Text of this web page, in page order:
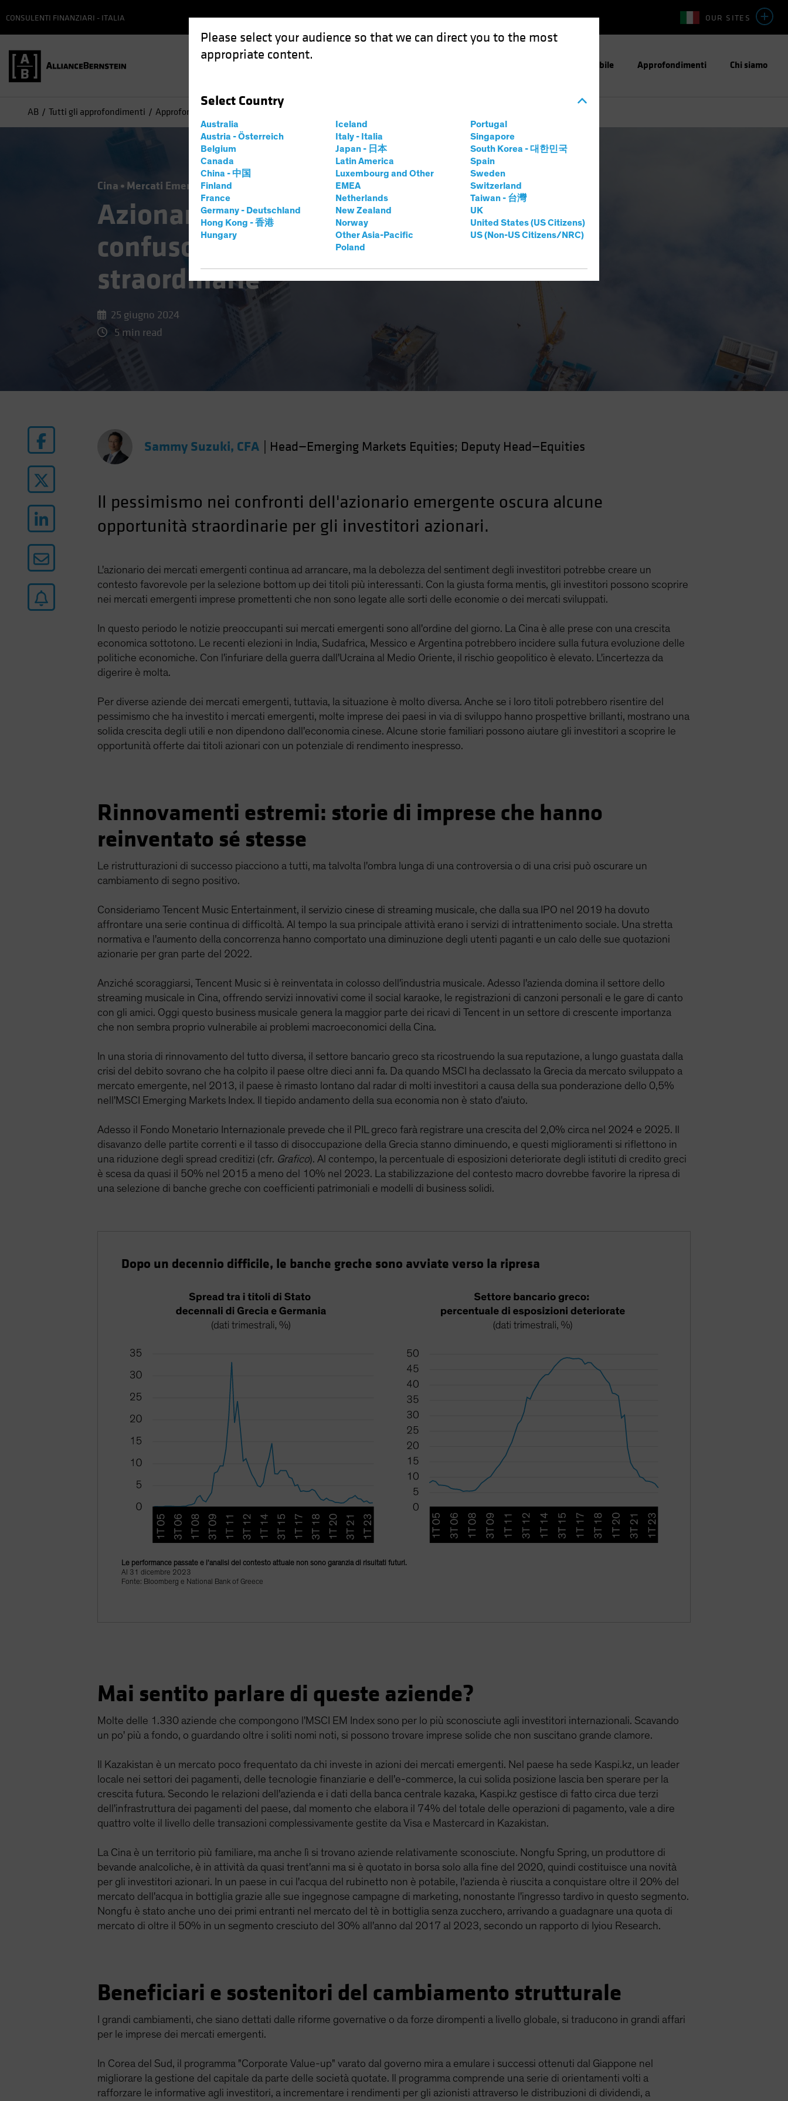
Please select your audience so that we can direct you to the most
appropriate content.
Select Country
Australia
Austria - Österreich
Belgium
Canada
China - 中国
Finland
France
Germany - Deutschland
Hong Kong - 香港
Hungary
Iceland
Italy - Italia
Japan - 日本
Latin America
Luxembourg and Other
EMEA
Netherlands
New Zealand
Norway
Other Asia-Pacific
Poland
Portugal
Singapore
South Korea - 대한민국
Spain
Sweden
Switzerland
Taiwan - 台灣
UK
United States (US Citizens)
US (Non-US Citizens/NRC)
OUR SITES
CONSULENTI FINANZIARI - ITALIA
Investimento Responsabile Approfondimenti Chi siamo
AB Tutti gli approfondimenti Approfondimenti
Cina Mercati Emergenti Politiche e regolamentazione
Azionario emergente: il quadro
confuso cela aziende
straordinarie
25 giugno 2024
5 min read
Sammy Suzuki, CFA Head—Emerging Markets Equities; Deputy Head—Equities
Il pessimismo nei confronti dell'azionario emergente oscura alcune
opportunità straordinarie per gli investitori azionari.
L'azionario dei mercati emergenti continua ad arrancare, ma la debolezza del sentiment degli investitori potrebbe creare un
contesto favorevole per la selezione bottom up dei titoli più interessanti. Con la giusta forma mentis, gli investitori possono scoprire
nei mercati emergenti imprese promettenti che non sono legate alle sorti delle economie o dei mercati sviluppati.
In questo periodo le notizie preoccupanti sui mercati emergenti sono all'ordine del giorno. La Cina è alle prese con una crescita
economica sottotono. Le recenti elezioni in India, Sudafrica, Messico e Argentina potrebbero incidere sulla futura evoluzione delle
politiche economiche. Con l'infuriare della guerra dall'Ucraina al Medio Oriente, il rischio geopolitico è elevato. L'incertezza da
digerire è molta.
Per diverse aziende dei mercati emergenti, tuttavia, la situazione è molto diversa. Anche se i loro titoli potrebbero risentire del
pessimismo che ha investito i mercati emergenti, molte imprese dei paesi in via di sviluppo hanno prospettive brillanti, mostrano una
solida crescita degli utili e non dipendono dall'economia cinese. Alcune storie familiari possono aiutare gli investitori a scoprire le
opportunità offerte dai titoli azionari con un potenziale di rendimento inespresso.
Rinnovamenti estremi: storie di imprese che hanno
reinventato sé stesse
Le ristrutturazioni di successo piacciono a tutti, ma talvolta l'ombra lunga di una controversia o di una crisi può oscurare un
cambiamento di segno positivo.
Consideriamo Tencent Music Entertainment, il servizio cinese di streaming musicale, che dalla sua IPO nel 2019 ha dovuto
affrontare una serie continua di difficoltà. Al tempo la sua principale attività erano i servizi di intrattenimento sociale. Una stretta
normativa e l'aumento della concorrenza hanno comportato una diminuzione degli utenti paganti e un calo delle sue quotazioni
azionarie per gran parte del 2022.
Anziché scoraggiarsi, Tencent Music si è reinventata in colosso dell'industria musicale. Adesso l'azienda domina il settore dello
streaming musicale in Cina, offrendo servizi innovativi come il social karaoke, le registrazioni di canzoni personali e le gare di canto
con gli amici. Oggi questo business musicale genera la maggior parte dei ricavi di Tencent in un settore di crescente importanza
che non sembra proprio vulnerabile ai problemi macroeconomici della Cina.
In una storia di rinnovamento del tutto diversa, il settore bancario greco sta ricostruendo la sua reputazione, a lungo guastata dalla
crisi del debito sovrano che ha colpito il paese oltre dieci anni fa. Da quando MSCI ha declassato la Grecia da mercato sviluppato a
mercato emergente, nel 2013, il paese è rimasto lontano dal radar di molti investitori a causa della sua ponderazione dello 0,5%
nell'MSCI Emerging Markets Index. Il tiepido andamento della sua economia non è stato d'aiuto.
Adesso il Fondo Monetario Internazionale prevede che il PIL greco farà registrare una crescita del 2,0% circa nel 2024 e 2025. Il
disavanzo delle partite correnti e il tasso di disoccupazione della Grecia stanno diminuendo, e questi miglioramenti si riflettono in
una riduzione degli spread creditizi (cfr. Grafico). Al contempo, la percentuale di esposizioni deteriorate degli istituti di credito greci
è scesa da quasi il 50% nel 2015 a meno del 10% nel 2023. La stabilizzazione del contesto macro dovrebbe favorire la ripresa di
una selezione di banche greche con coefficienti patrimoniali e modelli di business solidi.
Dopo un decennio difficile, le banche greche sono avviate verso la ripresa
Le performance passate e l’analisi del contesto attuale non sono garanzia di risultati futuri.
Al 31 dicembre 2023
Fonte: Bloomberg e National Bank of Greece
Mai sentito parlare di queste aziende?
Molte delle 1.330 aziende che compongono l'MSCI EM Index sono per lo più sconosciute agli investitori internazionali. Scavando
un po' più a fondo, o guardando oltre i soliti nomi noti, si possono trovare imprese solide che non suscitano grande clamore.
Il Kazakistan è un mercato poco frequentato da chi investe in azioni dei mercati emergenti. Nel paese ha sede Kaspi.kz, un leader
locale nei settori dei pagamenti, delle tecnologie finanziarie e dell'e-commerce, la cui solida posizione lascia ben sperare per la
crescita futura. Secondo le relazioni dell'azienda e i dati della banca centrale kazaka, Kaspi.kz gestisce di fatto circa due terzi
dell'infrastruttura dei pagamenti del paese, dal momento che elabora il 74% del totale delle operazioni di pagamento, vale a dire
quattro volte il livello delle transazioni complessivamente gestite da Visa e Mastercard in Kazakistan.
La Cina è un territorio più familiare, ma anche lì si trovano aziende relativamente sconosciute. Nongfu Spring, un produttore di
bevande analcoliche, è in attività da quasi trent'anni ma si è quotato in borsa solo alla fine del 2020, quindi costituisce una novità
per gli investitori azionari. In un paese in cui l'acqua del rubinetto non è potabile, l'azienda è riuscita a conquistare oltre il 20% del
mercato dell'acqua in bottiglia grazie alle sue ingegnose campagne di marketing, nonostante l'ingresso tardivo in questo segmento.
Nongfu è stato anche uno dei primi entranti nel mercato del tè in bottiglia senza zucchero, arrivando a guadagnare una quota di
mercato di oltre il 50% in un segmento cresciuto del 30% all'anno dal 2017 al 2023, secondo un rapporto di Iyiou Research.
Beneficiari e sostenitori del cambiamento strutturale
I grandi cambiamenti, che siano dettati dalle riforme governative o da forze dirompenti a livello globale, si traducono in grandi affari
per le imprese dei mercati emergenti.
In Corea del Sud, il programma "Corporate Value-up" varato dal governo mira a emulare i successi ottenuti dal Giappone nel
migliorare la gestione del capitale da parte delle società quotate. Il programma comprende una serie di orientamenti volti a
rafforzare le informative agli investitori, a incrementare i rendimenti per gli azionisti attraverso le distribuzioni di dividendi, a